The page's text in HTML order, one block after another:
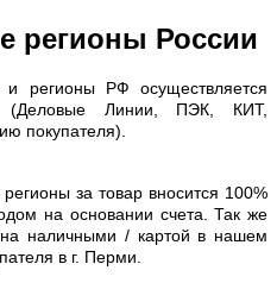
регионы России
и регионы РФ осуществляется
(Деловые Линии, ПЭК, КИТ,
покупателя).
за товар вносится 100%
на основании счета. Так же
наличными / картой в нашем
в г. Перми.